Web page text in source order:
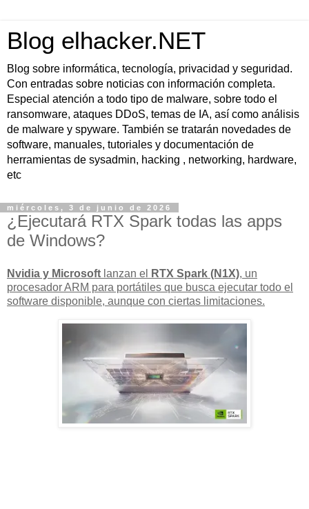
Blog elhacker.NET
Blog sobre informática, tecnología, privacidad y seguridad.
Con entradas sobre noticias con información completa.
Especial atención a todo tipo de malware, sobre todo el
ransomware, ataques DDoS, temas de IA, así como análisis
de malware y spyware. También se tratarán novedades de
software, manuales, tutoriales y documentación de
herramientas de sysadmin, hacking , networking, hardware,
etc
miércoles, 3 de junio de 2026
¿Ejecutará RTX Spark todas las apps
de Windows?
Nvidia y Microsoft lanzan el RTX Spark (N1X), un
procesador ARM para portátiles que busca ejecutar todo el
software disponible, aunque con ciertas limitaciones.